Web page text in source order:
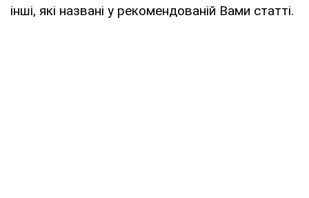
інші, які названі у рекомендованій Вами статті.